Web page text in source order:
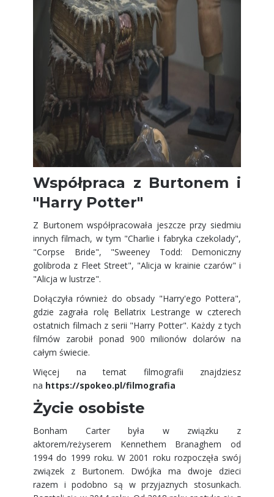
Współpraca z Burtonem i
"Harry Potter"
Z Burtonem współpracowała jeszcze przy siedmiu
innych filmach, w tym "Charlie i fabryka czekolady",
"Corpse Bride", "Sweeney Todd: Demoniczny
golibroda z Fleet Street", "Alicja w krainie czarów" i
"Alicja w lustrze".
Dołączyła również do obsady "Harry'ego Pottera",
gdzie zagrała rolę Bellatrix Lestrange w czterech
ostatnich filmach z serii "Harry Potter". Każdy z tych
filmów zarobił ponad 900 milionów dolarów na
całym świecie.
Więcej na temat filmografii znajdziesz
na https://spokeo.pl/filmografia
Życie osobiste
Bonham Carter była w związku z
aktorem/reżyserem Kennethem Branaghem od
1994 do 1999 roku. W 2001 roku rozpoczęła swój
związek z Burtonem. Dwójka ma dwoje dzieci
razem i podobno są w przyjaznych stosunkach.